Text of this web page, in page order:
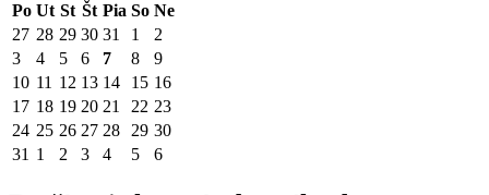
Po Ut St Št Pia So Ne
27 28 29 30 31 1
2
3
4 5 6 7 8
9
10 11 12 13 14 15 16
17 18 19 20 21 22 23
24 25 26 27 28 29 30
31 1 2 3 4 5 6